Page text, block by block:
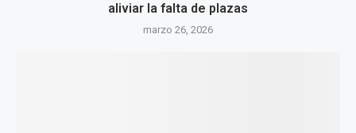
aliviar la falta de plazas
marzo 26, 2026